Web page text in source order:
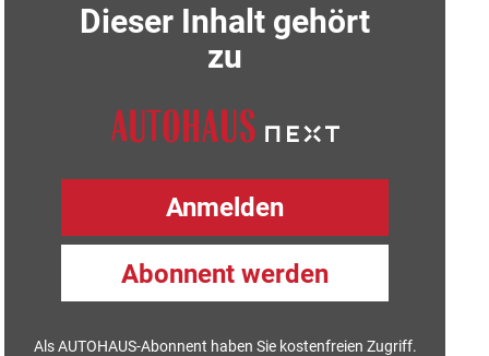
Dieser Inhalt gehört
zu
Anmelden
Abonnent werden
Als AUTOHAUS-Abonnent haben Sie kostenfreien Zugriff.